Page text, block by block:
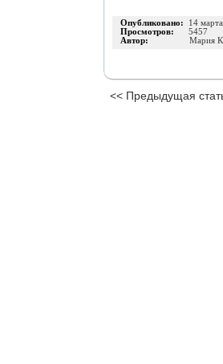
Опубликовано: 14
Просмотров: 5457
Автор:
Мария
<< Предыдущая